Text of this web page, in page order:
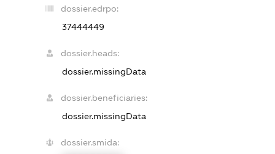
dossier.edrpo:
37444449
dossier.heads:
dossier.missingData
dossier.beneficiaries:
dossier.missingData
dossier.smida: